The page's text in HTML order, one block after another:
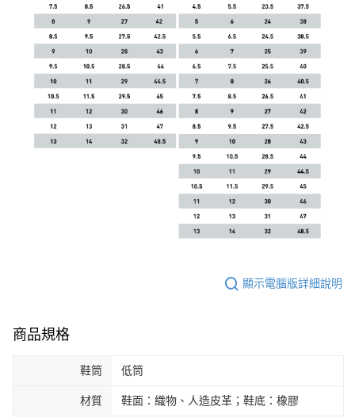
顯示電腦版詳細說明
商品規格
鞋筒 低筒
材質 鞋面：織物、人造皮革；鞋底：橡膠